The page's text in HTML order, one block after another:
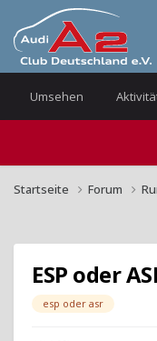
Umsehen
Startseite Forum
ESP oder
esp oder asr